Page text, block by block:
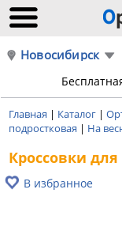
Новосибирск
Главная | Каталог |
подростковая | На
Кроссовки
В избранное